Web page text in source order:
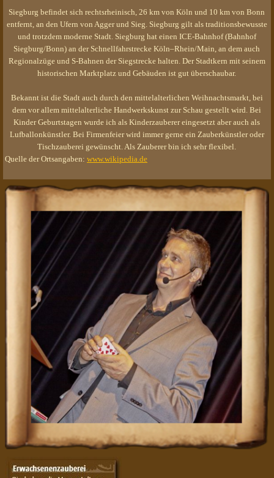
Siegburg befindet sich rechtsrheinisch, 26 km von Köln und 10 km von Bonn
entfernt, an den Ufern von Agger und Sieg. Siegburg gilt als traditionsbewusste
und trotzdem moderne Stadt. Siegburg hat einen ICE-Bahnhof (Bahnhof
Siegburg/Bonn) an der Schnellfahrstrecke Köln–Rhein/Main, an dem auch
Regionalzüge und S-Bahnen der Siegstrecke halten. Der Stadtkern mit seinem
historischen Marktplatz und Gebäuden ist gut überschaubar.
Bekannt ist die Stadt auch durch den mittelalterlichen Weihnachtsmarkt, bei
dem vor allem mittelalterliche Handwerkskunst zur Schau gestellt wird. Bei
Kinder Geburtstagen wurde ich als Kinderzauberer eingesetzt aber auch als
Lufballonkünstler. Bei Firmenfeier wird immer gerne ein Zauberkünstler oder
Tischzauberei gewünscht. Als Zauberer bin ich sehr flexibel.
Quelle der Ortsangaben: www.wikipedia.de